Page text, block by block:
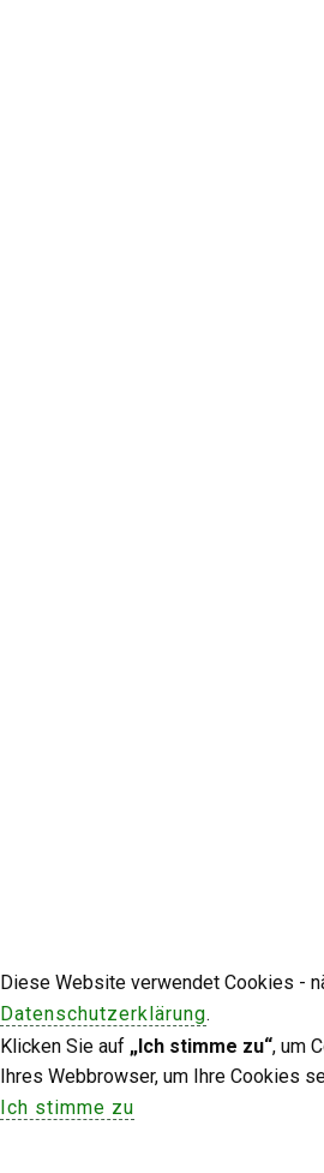
Diese Website verwendet Cookies -
Datenschutzerklärung.
Klicken Sie auf „Ich stimme zu“, um
Ihres Webbrowser, um Ihre Cookies
Ich stimme zu